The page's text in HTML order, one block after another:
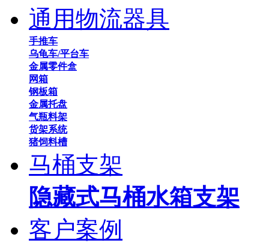
通用物流器具
手推车
乌龟车/平台车
金属零件盒
网箱
钢板箱
金属托盘
气瓶料架
货架系统
猪饲料槽
马桶支架
隐藏式马桶水箱支架
客户案例